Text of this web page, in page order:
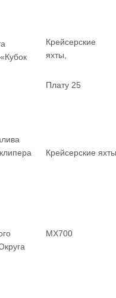
Крейсерские
яхты,
Плату 25
Крейсерские яхты
MX700